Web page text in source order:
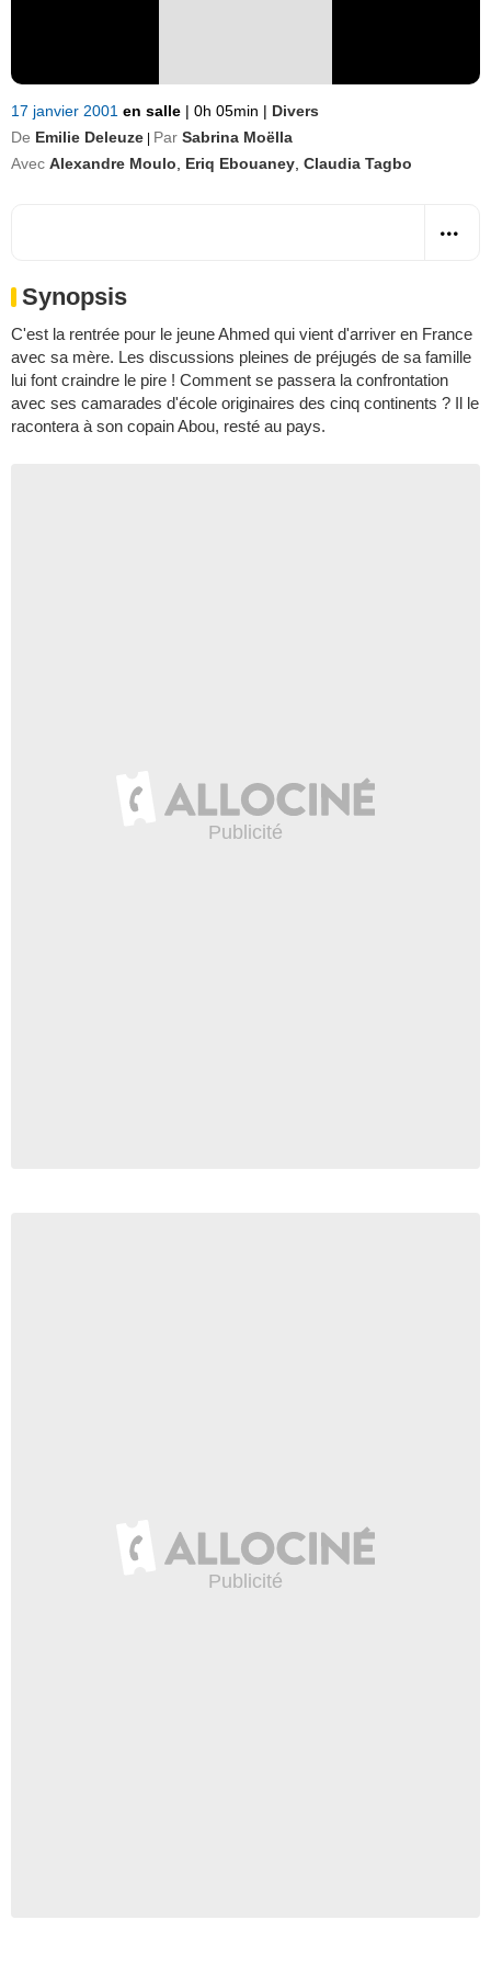
17 janvier 2001 en salle | 0h 05min | Divers
De Emilie Deleuze Par Sabrina Moëlla
Avec Alexandre Moulo Eriq Ebouaney Claudia Tagbo
Synopsis
C'est la rentrée pour le jeune Ahmed qui vient d'arriver en France
avec sa mère. Les discussions pleines de préjugés de sa famille
lui font craindre le pire ! Comment se passera la confrontation
avec ses camarades d'école originaires des cinq continents ? Il le
racontera à son copain Abou, resté au pays.